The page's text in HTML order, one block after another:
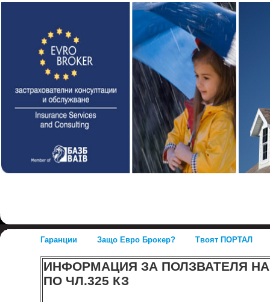
Гаранции Защо Евро Брокер? Твоят ПОРТАЛ
ИНФОРМАЦИЯ ЗА ПОЛЗВАТЕЛЯ
ПО ЧЛ.325 КЗ